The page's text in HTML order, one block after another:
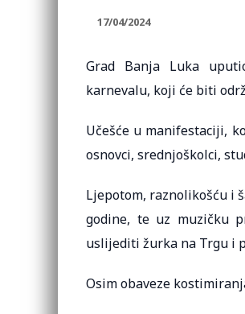
17/04/2024
Grad Banja Luka
karnevalu, koji će biti
Učešće u manifestaciji,
osnovci, srednjoškolci,
Ljepotom, raznolikošću i
godine, te uz muzičku
uslijediti žurka na Trgu i
Osim obaveze